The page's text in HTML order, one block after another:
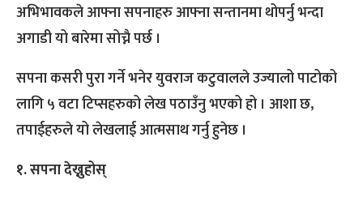
अभिभावकले आफ्ना सपनाहरु आफ्ना सन्तानमा थोपर्नु भन्दा
अगाडी यो बारेमा सोच्नै पर्छ ।
सपना कसरी पुरा गर्ने भनेर युवराज कटुवालले उज्यालो पाटोको
लागि ५ वटा टिप्सहरुको लेख पठाउँनु भएको हो । आशा छ,
तपाईहरुले यो लेखलाई आत्मसाथ गर्नु हुनेछ ।
१. सपना देख्नुहोस्